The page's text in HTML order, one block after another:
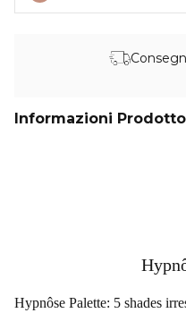
Informazioni Prodotto
Hypnôse Palette: 5 shades